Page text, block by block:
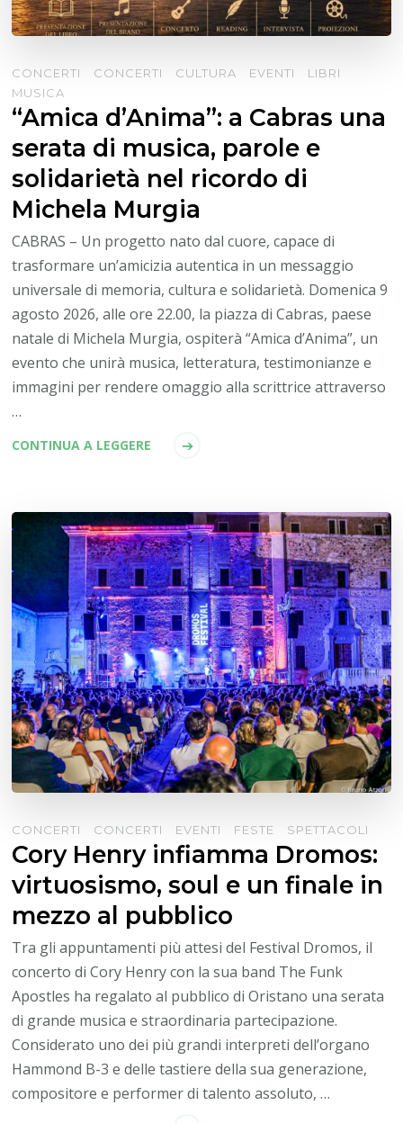
CONCERTI CONCERTI CULTURA EVENTI
LIBRI
MUSICA
“Amica d’Anima”: a Cabras una
serata di musica, parole e
solidarietà nel ricordo di
Michela Murgia
CABRAS – Un progetto nato dal cuore, capace di
trasformare un’amicizia autentica in un messaggio
universale di memoria, cultura e solidarietà. Domenica 9
agosto 2026, alle ore 22.00, la piazza di Cabras, paese
natale di Michela Murgia, ospiterà “Amica d’Anima”, un
evento che unirà musica, letteratura, testimonianze e
immagini per rendere omaggio alla scrittrice attraverso
…
CONTINUA A LEGGERE
CONCERTI CONCERTI EVENTI FESTE SPETTACOLI
Cory Henry infiamma Dromos:
virtuosismo, soul e un finale in
mezzo al pubblico
Tra gli appuntamenti più attesi del Festival Dromos, il
concerto di Cory Henry con la sua band The Funk
Apostles ha regalato al pubblico di Oristano una serata
di grande musica e straordinaria partecipazione.
Considerato uno dei più grandi interpreti dell’organo
Hammond B-3 e delle tastiere della sua generazione,
compositore e performer di talento assoluto, …